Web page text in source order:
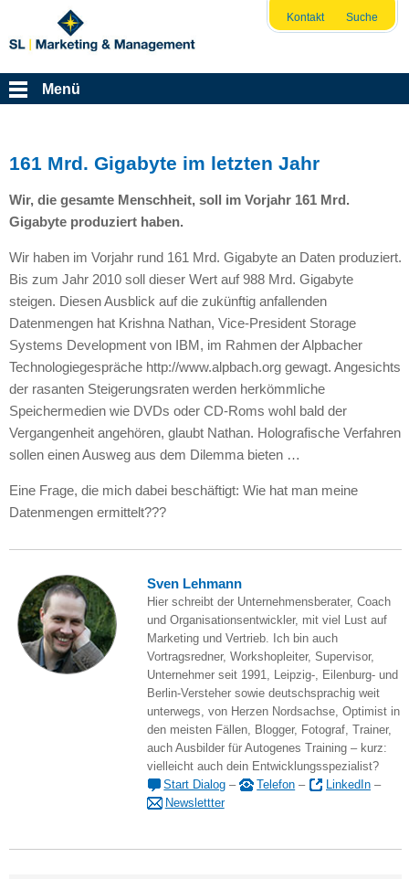
Kontakt Suche
Menü
161 Mrd. Gigabyte im letzten Jahr
Wir, die gesamte Menschheit, soll im Vorjahr 161 Mrd.
Gigabyte produziert haben.
Wir haben im Vorjahr rund 161 Mrd. Gigabyte an Daten produziert.
Bis zum Jahr 2010 soll dieser Wert auf 988 Mrd. Gigabyte
steigen. Diesen Ausblick auf die zukünftig anfallenden
Datenmengen hat Krishna Nathan, Vice-President Storage
Systems Development von IBM, im Rahmen der Alpbacher
Technologiegespräche http://www.alpbach.org gewagt. Angesichts
der rasanten Steigerungsraten werden herkömmliche
Speichermedien wie DVDs oder CD-Roms wohl bald der
Vergangenheit angehören, glaubt Nathan. Holografische Verfahren
sollen einen Ausweg aus dem Dilemma bieten …
Eine Frage, die mich dabei beschäftigt: Wie hat man meine
Datenmengen ermittelt???
Sven Lehmann
Hier schreibt der Unternehmensberater, Coach
und Organisationsentwickler, mit viel Lust auf
Marketing und Vertrieb. Ich bin auch
Vortragsredner, Workshopleiter, Supervisor,
Unternehmer seit 1991, Leipzig-, Eilenburg- und
Berlin-Versteher sowie deutschsprachig weit
unterwegs, von Herzen Nordsachse, Optimist in
den meisten Fällen, Blogger, Fotograf, Trainer,
auch Ausbilder für Autogenes Training – kurz:
vielleicht auch dein Entwicklungsspezialist?
Start Dialog – Telefon – LinkedIn –
Newslettter